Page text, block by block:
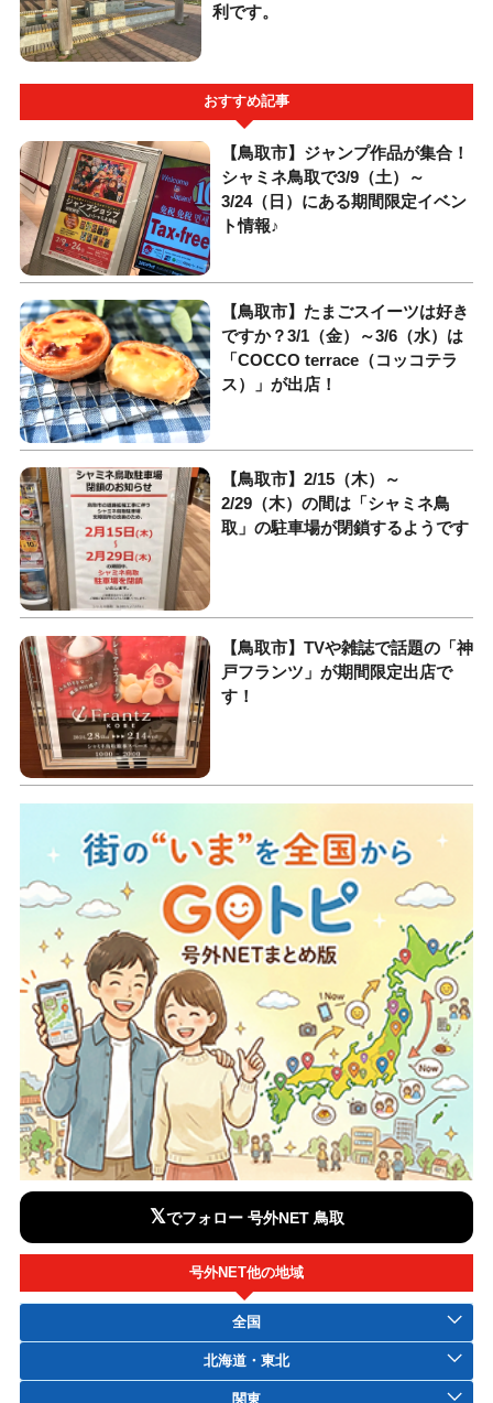
利です。
おすすめ記事
【鳥取市】ジャンプ作品が集合！
シャミネ鳥取で3/9（土）～
3/24（日）にある期間限定イベン
ト情報♪
【鳥取市】たまごスイーツは好き
ですか？3/1（金）～3/6（水）は
「COCCO terrace（コッコテラ
ス）」が出店！
【鳥取市】2/15（木）～
2/29（木）の間は「シャミネ鳥
取」の駐車場が閉鎖するようです
【鳥取市】TVや雑誌で話題の「神
戸フランツ」が期間限定出店で
す！
𝕏でフォロー 号外NET 鳥取
号外NET他の地域
全国
北海道・東北
関東